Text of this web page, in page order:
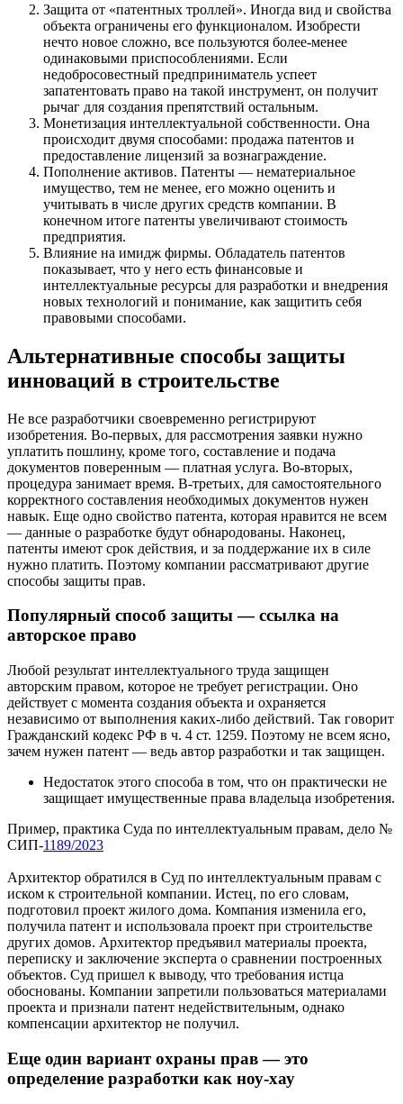
Защита от «патентных троллей». Иногда вид и свойства
объекта ограничены его функционалом. Изобрести
нечто новое сложно, все пользуются более-менее
одинаковыми приспособлениями. Если
недобросовестный предприниматель успеет
запатентовать право на такой инструмент, он получит
рычаг для создания препятствий остальным.
Монетизация интеллектуальной собственности. Она
происходит двумя способами: продажа патентов и
предоставление лицензий за вознаграждение.
Пополнение активов. Патенты — нематериальное
имущество, тем не менее, его можно оценить и
учитывать в числе других средств компании. В
конечном итоге патенты увеличивают стоимость
предприятия.
Влияние на имидж фирмы. Обладатель патентов
показывает, что у него есть финансовые и
интеллектуальные ресурсы для разработки и внедрения
новых технологий и понимание, как защитить себя
правовыми способами.
Альтернативные способы защиты
инноваций в строительстве
Не все разработчики своевременно регистрируют
изобретения. Во-первых, для рассмотрения заявки нужно
уплатить пошлину, кроме того, составление и подача
документов поверенным — платная услуга. Во-вторых,
процедура занимает время. В-третьих, для самостоятельного
корректного составления необходимых документов нужен
навык. Еще одно свойство патента, которая нравится не всем
— данные о разработке будут обнародованы. Наконец,
патенты имеют срок действия, и за поддержание их в силе
нужно платить. Поэтому компании рассматривают другие
способы защиты прав.
Популярный способ защиты — ссылка на
авторское право
Любой результат интеллектуального труда защищен
авторским правом, которое не требует регистрации. Оно
действует с момента создания объекта и охраняется
независимо от выполнения каких-либо действий. Так говорит
Гражданский кодекс РФ в ч. 4 ст. 1259. Поэтому не всем ясно,
зачем нужен патент — ведь автор разработки и так защищен.
Недостаток этого способа в том, что он практически не
защищает имущественные права владельца изобретения.
Пример, практика Суда по интеллектуальным правам, дело №
СИП-1189/2023
Архитектор обратился в Суд по интеллектуальным правам с
иском к строительной компании. Истец, по его словам,
подготовил проект жилого дома. Компания изменила его,
получила патент и использовала проект при строительстве
других домов. Архитектор предъявил материалы проекта,
переписку и заключение эксперта о сравнении построенных
объектов. Суд пришел к выводу, что требования истца
обоснованы. Компании запретили пользоваться материалами
проекта и признали патент недействительным, однако
компенсации архитектор не получил.
Еще один вариант охраны прав — это
определение разработки как ноу-хау